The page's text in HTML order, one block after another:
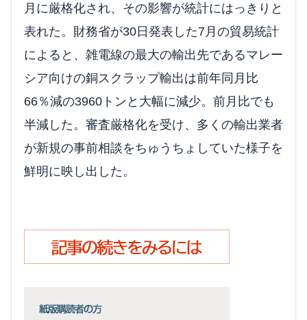
月に厳格化され、その影響が統計にはっきりと
表れた。財務省が30日発表した7月の貿易統計
によると、雑電線の最大の輸出先であるマレー
シア向けの銅スクラップ輸出は前年同月比
66％減の3960トンと大幅に減少。前月比でも
半減した。審査厳格化を受け、多くの輸出業者
が新規の事前相談をちゅうちょしていた様子を
鮮明に映し出した。